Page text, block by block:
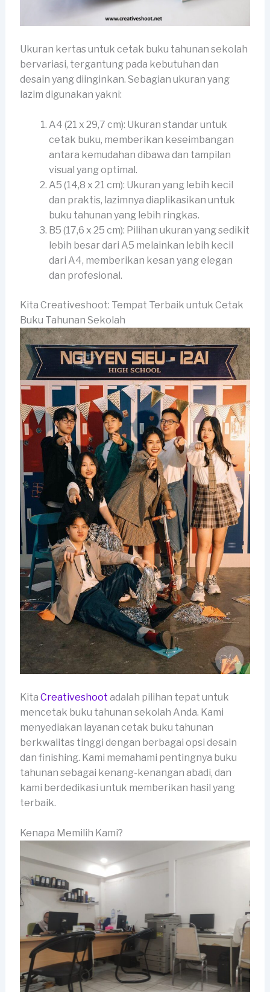
Ukuran kertas untuk cetak buku tahunan sekolah
bervariasi, tergantung pada kebutuhan dan
desain yang diinginkan. Sebagian ukuran yang
lazim digunakan yakni:
A4 (21 x 29,7 cm): Ukuran standar untuk
cetak buku, memberikan keseimbangan
antara kemudahan dibawa dan tampilan
visual yang optimal.
A5 (14,8 x 21 cm): Ukuran yang lebih kecil
dan praktis, lazimnya diaplikasikan untuk
buku tahunan yang lebih ringkas.
B5 (17,6 x 25 cm): Pilihan ukuran yang sedikit
lebih besar dari A5 melainkan lebih kecil
dari A4, memberikan kesan yang elegan
dan profesional.
Kita Creativeshoot: Tempat Terbaik untuk Cetak
Buku Tahunan Sekolah
Kita Creativeshoot adalah pilihan tepat untuk
mencetak buku tahunan sekolah Anda. Kami
menyediakan layanan cetak buku tahunan
berkwalitas tinggi dengan berbagai opsi desain
dan finishing. Kami memahami pentingnya buku
tahunan sebagai kenang-kenangan abadi, dan
kami berdedikasi untuk memberikan hasil yang
terbaik.
Kenapa Memilih Kami?